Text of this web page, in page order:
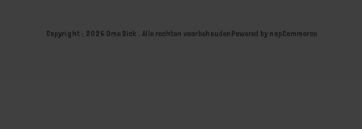
Copyright ; 2026 Ome Dick . Alle rechten voorbehoudenPowered by nopCommerce